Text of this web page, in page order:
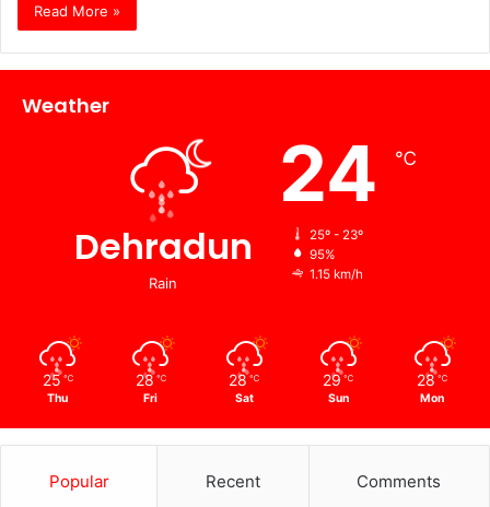
Read More »
Weather
Dehradun
Rain
24 ℃
25º - 23º
95%
1.15 km/h
25 ℃
Thu
28 ℃
Fri
28 ℃
Sat
29 ℃
Sun
28 ℃
Mon
Popular Recent Comments